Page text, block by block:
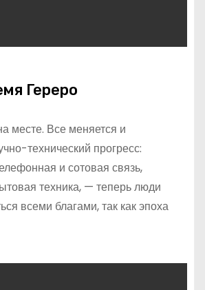
Гереро
месте. Все меняется и
технический прогресс:
и сотовая связь,
техника, — теперь люди
всеми благами, так как эпоха